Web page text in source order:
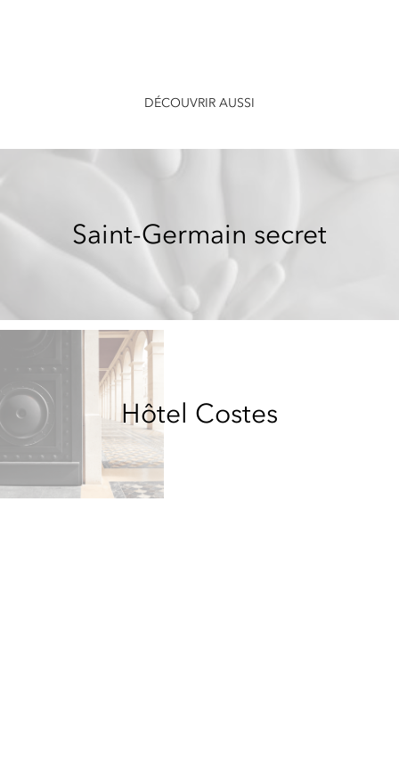
DÉCOUVRIR AUSSI
Saint-Germain secret
Hôtel Costes